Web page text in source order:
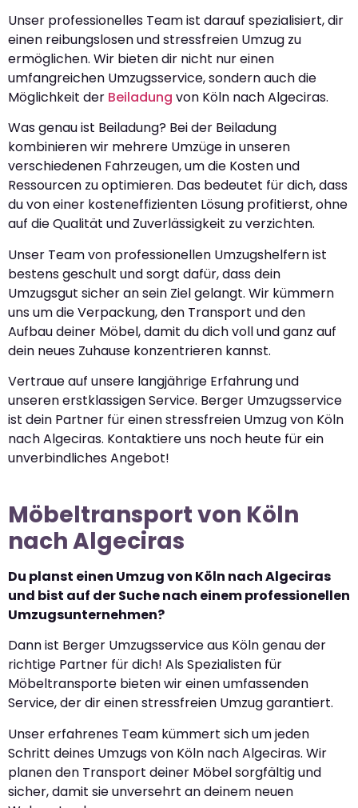
Unser professionelles Team ist darauf spezialisiert, dir
einen reibungslosen und stressfreien Umzug zu
ermöglichen. Wir bieten dir nicht nur einen
umfangreichen Umzugsservice, sondern auch die
Möglichkeit der Beiladung von Köln nach Algeciras.
Was genau ist Beiladung? Bei der Beiladung
kombinieren wir mehrere Umzüge in unseren
verschiedenen Fahrzeugen, um die Kosten und
Ressourcen zu optimieren. Das bedeutet für dich, dass
du von einer kosteneffizienten Lösung profitierst, ohne
auf die Qualität und Zuverlässigkeit zu verzichten.
Unser Team von professionellen Umzugshelfern ist
bestens geschult und sorgt dafür, dass dein
Umzugsgut sicher an sein Ziel gelangt. Wir kümmern
uns um die Verpackung, den Transport und den
Aufbau deiner Möbel, damit du dich voll und ganz auf
dein neues Zuhause konzentrieren kannst.
Vertraue auf unsere langjährige Erfahrung und
unseren erstklassigen Service. Berger Umzugsservice
ist dein Partner für einen stressfreien Umzug von Köln
nach Algeciras. Kontaktiere uns noch heute für ein
unverbindliches Angebot!
Möbeltransport von Köln
nach Algeciras
Du planst einen Umzug von Köln nach Algeciras
und bist auf der Suche nach einem professionellen
Umzugsunternehmen?
Dann ist Berger Umzugsservice aus Köln genau der
richtige Partner für dich! Als Spezialisten für
Möbeltransporte bieten wir einen umfassenden
Service, der dir einen stressfreien Umzug garantiert.
Unser erfahrenes Team kümmert sich um jeden
Schritt deines Umzugs von Köln nach Algeciras. Wir
planen den Transport deiner Möbel sorgfältig und
sicher, damit sie unversehrt an deinem neuen